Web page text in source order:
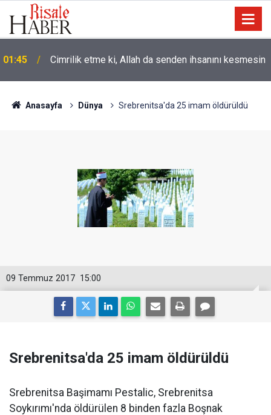
01:45 Cimrilik etme ki, Allah da senden ihsanını kesmesin
Anasayfa Dünya Srebrenitsa'da 25 imam öldürüldü
15:00
09 Temmuz 2017
Srebrenitsa'da 25 imam öldürüldü
Srebrenitsa Başimamı Pestalic, Srebrenitsa
Soykırımı'nda öldürülen 8 binden fazla Boşnak